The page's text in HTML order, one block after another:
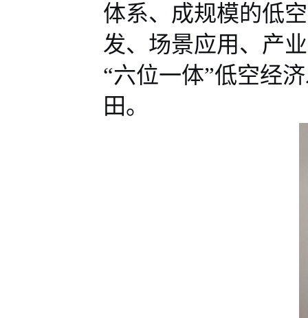
体系、成规模的低
发、场景应用 、 产
“六位一体”低空经济
田。